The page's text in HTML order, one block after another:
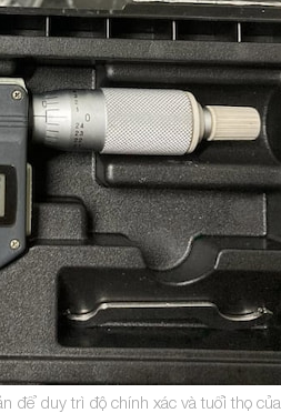
để duy trì độ chính xác và tuổi thọ của